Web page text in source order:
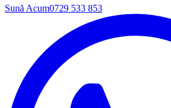
Sună Acum0729 533 853